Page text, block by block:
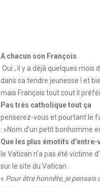
A chacun son François
Oui , il y a déjà quelques mois
dans sa tendre jeunesse ! et
mais François tout cout il
Pas très catholique tout ça
penserez-vous et pourtant le
: »Nom d’un petit bonhomme
Que les plus émotifs
le Vatican n’a pas été victime
sur le site du Vatican .
« Pour être honnête, je pensais